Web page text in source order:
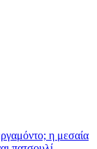
η μεσαία